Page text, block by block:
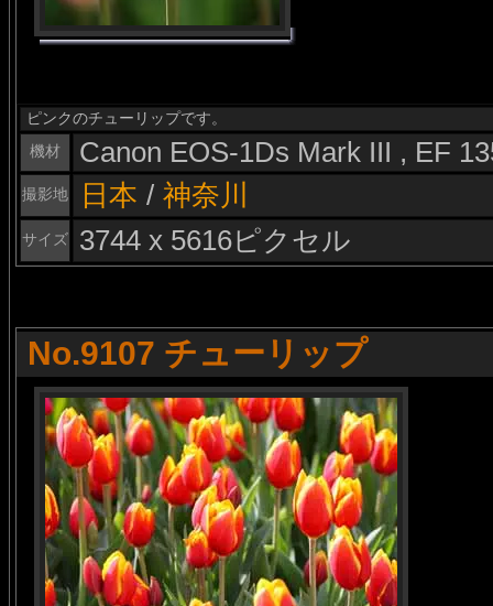
ピンクのチューリップです。
機材
Canon EOS-1Ds Mark III , EF
撮影地 日本 / 神奈川
サイズ 3744 x 5616ピクセル
No.9107 チューリップ